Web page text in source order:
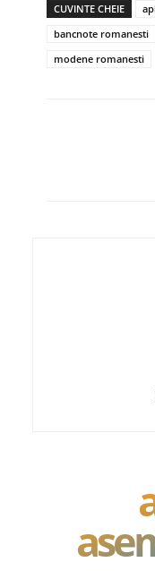
CUVINTE CHEIE
bancnote romanesti
modene romanesti